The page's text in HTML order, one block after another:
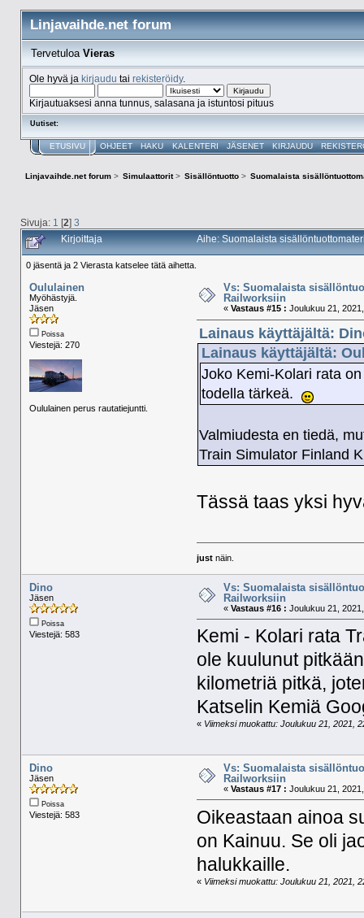
Linjavaihde.net forum
TervetuloaVieras
Ole hyvä ja kirjaudu tai rekisteröidy.
Kirjautuaksesi anna tunnus, salasana ja istuntosi pituus
Uutiset:
ETUSIVU OHJEET HAKU KALENTERI JÄSENET KIRJAUDU
Linjavaihde.net forum> Simulaattorit> Sisällöntuotto > Suomalaista
Sivuja: 1 [2] 3
Kirjoittaja Aihe: Suomalaista
0 jäsentä ja 2 Vierasta katselee tätä aihetta.
Oululainen
Myöhästyjä.
Jäsen
Poissa
Viestejä: 270
Oululainen perus rautatiejuntti.
Vs: Suomalaista
Railworksiin
« Vastaus #15 : Joulukuu 21,
Lainaus käyttäjältä:
Lainaus käyttäjältä:
Joko Kemi-Kolari rata
todella tärkeä.
Valmiudesta en tiedä,
Train Simulator Finland
Tässä taas yksi
just näin.
Dino
Jäsen
Poissa
Viestejä: 583
Vs: Suomalaista
Railworksiin
« Vastaus #16 : Joulukuu 21,
Kemi - Kolari rata
ole kuulunut
kilometriä pitkä,
Katselin Kemiä
« Viimeksi muokattu: Joulukuu 21, 2021,
Dino
Jäsen
Poissa
Viestejä: 583
Vs: Suomalaista
Railworksiin
« Vastaus #17 : Joulukuu 21,
Oikeastaan ainoa
on Kainuu. Se oli
halukkaille.
« Viimeksi muokattu: Joulukuu 21, 2021,